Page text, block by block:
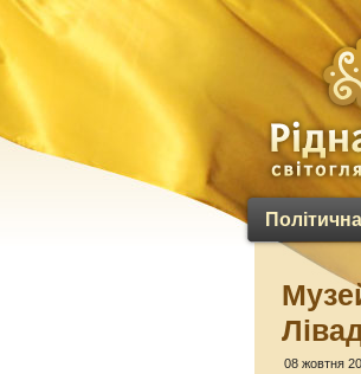
Політична
08 жовтня